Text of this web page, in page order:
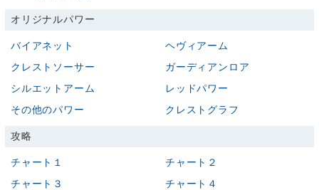
オリジナルパワー
バイアネット
ヘヴィアーム
クレストソーサー
ガーディアンロア
シルエットアーム
レッドパワー
その他のパワー
クレストグラフ
攻略
チャート１
チャート２
チャート３
チャート４